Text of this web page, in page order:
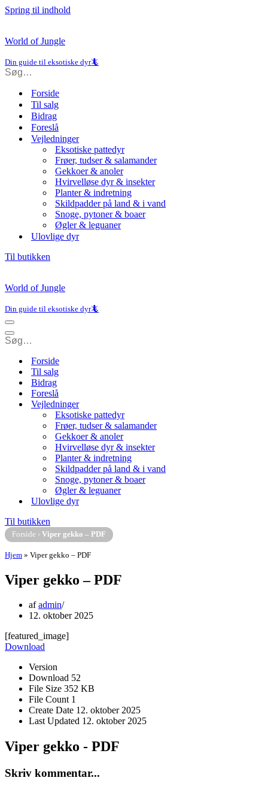
Spring til indhold
World of Jungle
Din guide til eksotiske dyr🦎
Forside
Til salg
Bidrag
Foreslå
Vejledninger
Eksotiske pattedyr
Frøer, tudser & salamander
Gekkoer & anoler
Hvirvelløse dyr & insekter
Planter & indretning
Skildpadder på land & i vand
Snoge, pytoner & boaer
Øgler & leguaner
Ulovlige dyr
Til butikken
World of Jungle
Din guide til eksotiske dyr🦎
Navigation
menu
Navigation
menu
Forside
Til salg
Bidrag
Foreslå
Vejledninger
Eksotiske pattedyr
Frøer, tudser & salamander
Gekkoer & anoler
Hvirvelløse dyr & insekter
Planter & indretning
Skildpadder på land & i vand
Snoge, pytoner & boaer
Øgler & leguaner
Ulovlige dyr
Til butikken
Forside › Viper gekko – PDF
Hjem » Viper gekko – PDF
Viper gekko – PDF
afadmin
12. oktober 2025
[featured_image]
Download
Version
Download 52
File Size 352 KB
File Count 1
Create Date 12. oktober 2025
Last Updated 12. oktober 2025
Viper gekko - PDF
Skriv kommentar...